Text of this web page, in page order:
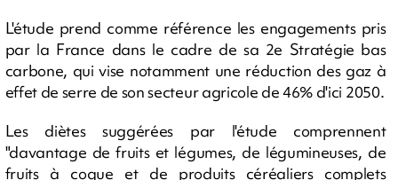
L'étude prend comme référence les engagements pris
par la France dans le cadre de sa 2e Stratégie bas
carbone, qui vise notamment une réduction des gaz à
effet de serre de son secteur agricole de 46% d'ici 2050.
Les diètes suggérées par l'étude comprennent
"davantage de fruits et légumes, de légumineuses, de
fruits à coque et de produits céréaliers complets